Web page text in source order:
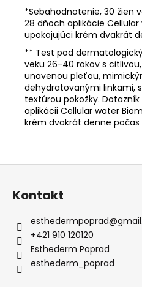
*Sebahodnotenie, 30 žien
28 dňoch aplikácie
upokojujúci krém dvakrát
** Test pod
veku 26-40 rokov s
unavenou pleťou,
dehydratovanými linkami,
textúrou pokožky.
aplikácii Cellular water
krém dvakrát denne počas
Z
Kontakt
esthedermpoprad@
+421 910 120120
Esthederm Poprad
esthederm_poprad